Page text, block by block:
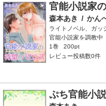
官能小説家
森本あき / かん
ライトノベル、ガッ
官能小説家を調教中
1巻
200pt
レビュー投稿数0件
ぷち官能小